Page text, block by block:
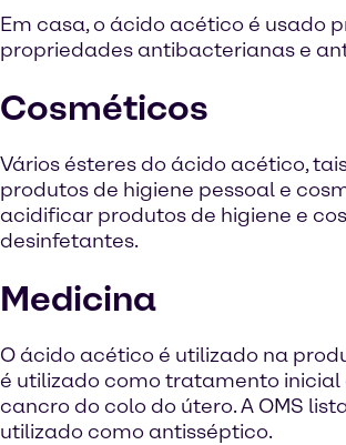
Em casa, o ácido acético é usado
propriedades antibacterianas e
Cosméticos
Vários ésteres do ácido acético,
produtos de higiene pessoal e
acidificar produtos de higiene e
desinfetantes.
Medicina
O ácido acético é utilizado na
é utilizado como tratamento
cancro do colo do útero. A OMS
utilizado como antisséptico.